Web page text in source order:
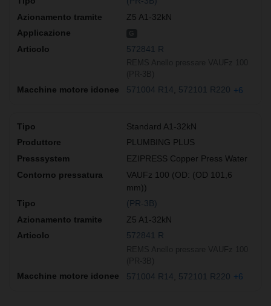
Z5 A1-32kN
572841 R
571004 R14 572101 R220 +6
Standard A1-32kN
PLUMBING PLUS
EZIPRESS Copper Press Water
VAUFz 100 (OD: (OD 101,6
mm))
(PR-3B)
Z5 A1-32kN
572841 R
571004 R14 572101 R220 +6